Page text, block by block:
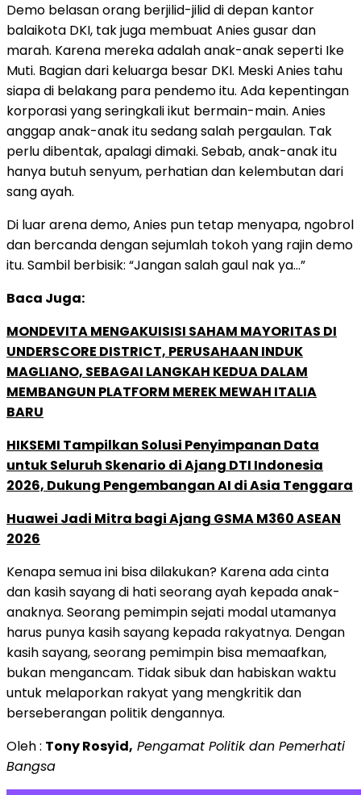
Demo belasan orang berjilid-jilid di depan kantor
balaikota DKI, tak juga membuat Anies gusar dan
marah. Karena mereka adalah anak-anak seperti Ike
Muti. Bagian dari keluarga besar DKI. Meski Anies tahu
siapa di belakang para pendemo itu. Ada kepentingan
korporasi yang seringkali ikut bermain-main. Anies
anggap anak-anak itu sedang salah pergaulan. Tak
perlu dibentak, apalagi dimaki. Sebab, anak-anak itu
hanya butuh senyum, perhatian dan kelembutan dari
sang ayah.
Di luar arena demo, Anies pun tetap menyapa, ngobrol
dan bercanda dengan sejumlah tokoh yang rajin demo
itu. Sambil berbisik: “Jangan salah gaul nak ya…”
Baca Juga:
MONDEVITA MENGAKUISISI SAHAM MAYORITAS DI
UNDERSCORE DISTRICT, PERUSAHAAN INDUK
MAGLIANO, SEBAGAI LANGKAH KEDUA DALAM
MEMBANGUN PLATFORM MEREK MEWAH ITALIA
BARU
HIKSEMI Tampilkan Solusi Penyimpanan Data
untuk Seluruh Skenario di Ajang DTI Indonesia
2026, Dukung Pengembangan AI di Asia Tenggara
Huawei Jadi Mitra bagi Ajang GSMA M360 ASEAN
2026
Kenapa semua ini bisa dilakukan? Karena ada cinta
dan kasih sayang di hati seorang ayah kepada anak-
anaknya. Seorang pemimpin sejati modal utamanya
harus punya kasih sayang kepada rakyatnya. Dengan
kasih sayang, seorang pemimpin bisa memaafkan,
bukan mengancam. Tidak sibuk dan habiskan waktu
untuk melaporkan rakyat yang mengkritik dan
berseberangan politik dengannya.
Oleh : Tony Rosyid, Pengamat Politik dan Pemerhati
Bangsa